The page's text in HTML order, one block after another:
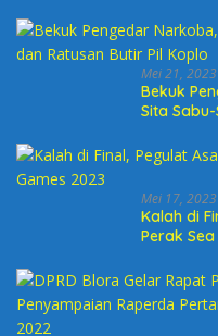
Mei 21, 2023
Bekuk
Sita
Mei 17, 2023
Kalah di
Perak